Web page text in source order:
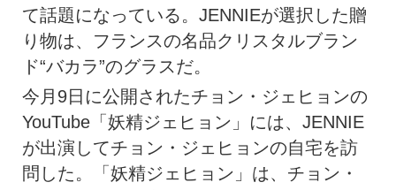
て話題になっている。JENNIEが選択した贈
り物は、フランスの名品クリスタルブラン
ド“バカラ”のグラスだ。
今月9日に公開されたチョン・ジェヒョンの
YouTube「妖精ジェヒョン」には、JENNIE
が出演してチョン・ジェヒョンの自宅を訪
問した。「妖精ジェヒョン」は、チョン・